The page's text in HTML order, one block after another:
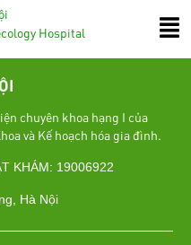
Hospital
chuyên khoa hạng I của
và Kế hoạch hóa gia đình.
KHÁM: 19006922
Hà Nội